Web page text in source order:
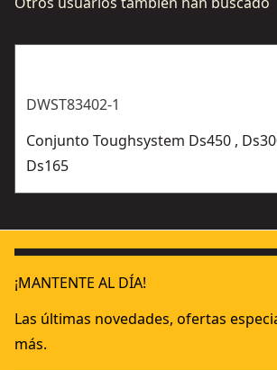
DWST83402-1
Conjunto Toughsystem Ds450 ,
Ds165
¡MANTENTE AL DÍA!
Las últimas novedades, ofertas
más.